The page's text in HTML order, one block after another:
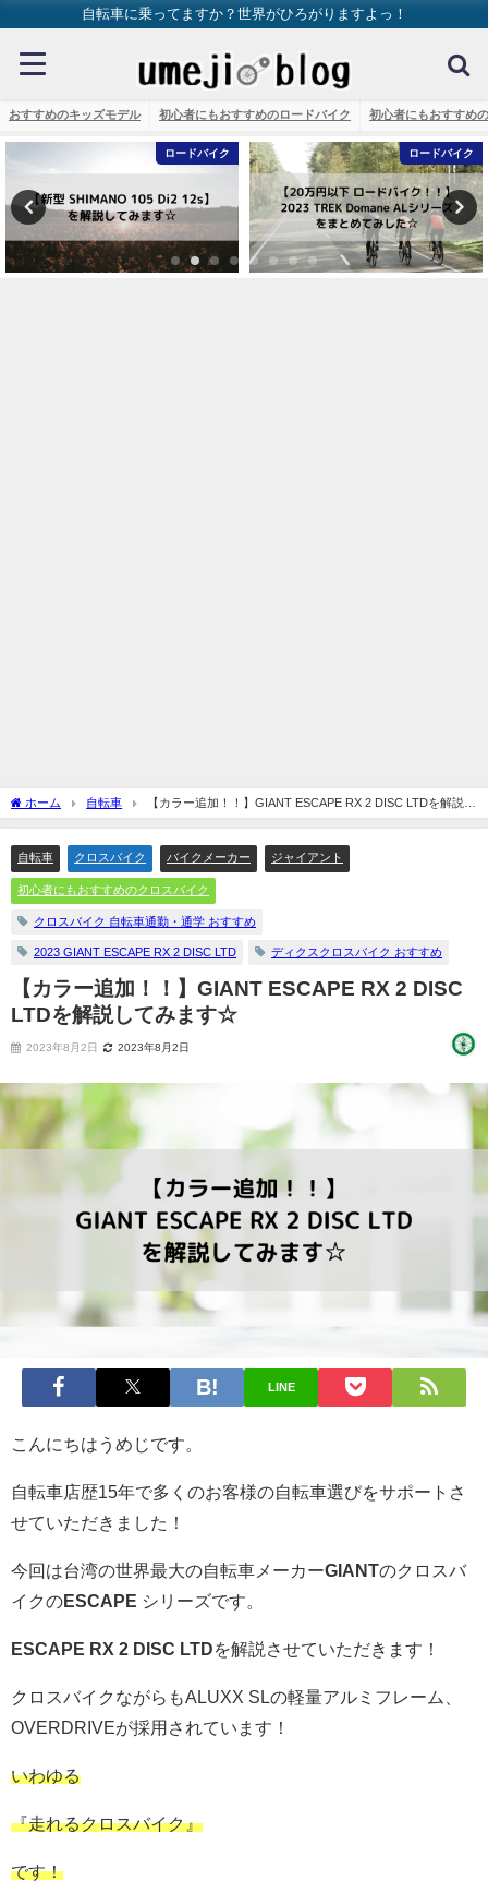
自転車に乗ってますか？世界がひろがりますよっ！
おすすめのキッズモデル 初心者にもおすすめのロードバイク 初心者にもおすすめ
ロードバイク ロードバ
ホーム 自転車
【カラー追加！！】GIANT ESCAPE RX 2 DISC LTDを解説し
てみます☆
自転車 クロスバイク バイクメーカー ジャイアント
初心者にもおすすめのクロスバイク
クロスバイク 自転車通勤・通学 おすすめ
2023 GIANT ESCAPE RX 2 DISC LTD ディクスクロスバイク おすすめ
【カラー追加！！】GIANT ESCAPE RX 2 DISC
LTDを解説してみます☆
2023年8月2日 2023年8月2日
LINE
こんにちはうめじです。
自転車店歴15年で多くのお客様の自転車選びをサポートさ
せていただきました！
今回は台湾の世界最大の自転車メーカーGIANTのクロスバ
イクのESCAPE シリーズです。
ESCAPE RX 2 DISC LTDを解説させていただきます！
クロスバイクながらもALUXX SLの軽量アルミフレーム、
OVERDRIVEが採用されています！
いわゆる
『走れるクロスバイク』
です！